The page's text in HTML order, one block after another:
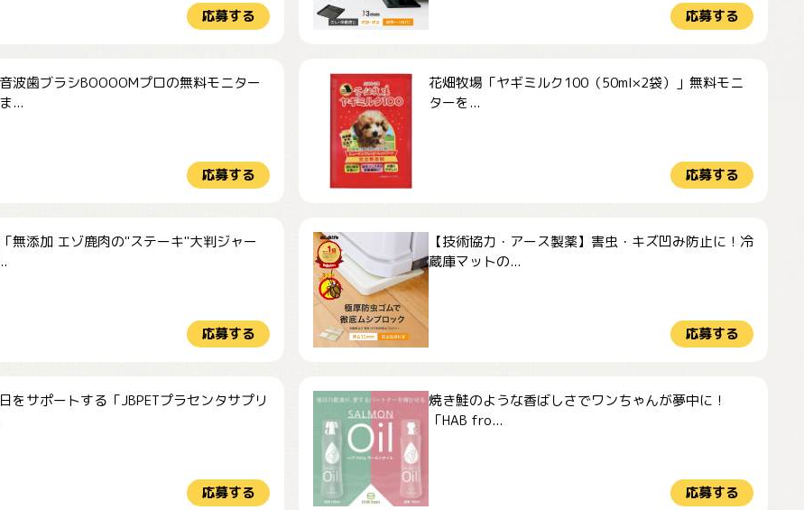
応募する 応募する
波歯ブラシBOOOOMプロの無料モニター
...
応募する
花畑牧場「ヤギミルク100（50ml×2袋）」無料モニ
ターを...
応募する
無添加 エゾ鹿肉の"ステーキ"大判ジャー
応募する
【技術協力・アース製薬】害虫・キズ凹み防止に！冷
蔵庫マットの...
応募する
をサポートする「JBPETプラセンタサプリ
応募する
焼き鮭のような香ばしさでワンちゃんが夢中に！
「HAB fro...
応募する